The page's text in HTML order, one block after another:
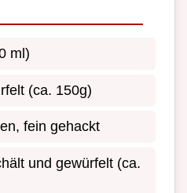
ml)
(ca. 150g)
fein gehackt
und gewürfelt (ca.